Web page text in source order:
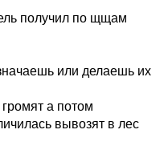
получил по щщам
или делаешь их
а потом
вывозят в лес